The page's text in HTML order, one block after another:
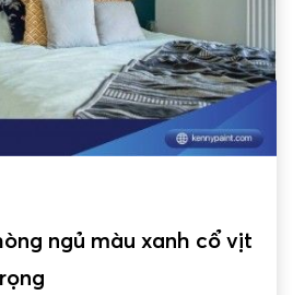
ngủ màu xanh cổ vịt